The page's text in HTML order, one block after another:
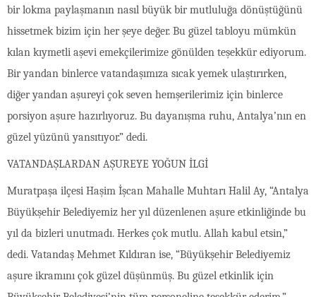
bir lokma paylaşmanın nasıl büyük bir mutluluğa dönüştüğünü
hissetmek bizim için her şeye değer. Bu güzel tabloyu mümkün
kılan kıymetli aşevi emekçilerimize gönülden teşekkür ediyorum.
Bir yandan binlerce vatandaşımıza sıcak yemek ulaştırırken,
diğer yandan aşureyi çok seven hemşerilerimiz için binlerce
porsiyon aşure hazırlıyoruz. Bu dayanışma ruhu, Antalya’nın en
güzel yüzünü yansıtıyor.” dedi.
VATANDAŞLARDAN AŞUREYE YOĞUN İLGİ
Muratpaşa ilçesi Haşim İşcan Mahalle Muhtarı Halil Ay, “Antalya
Büyükşehir Belediyemiz her yıl düzenlenen aşure etkinliğinde bu
yıl da bizleri unutmadı. Herkes çok mutlu. Allah kabul etsin,”
dedi. Vatandaş Mehmet Kıldıran ise, “Büyükşehir Belediyemiz
aşure ikramını çok güzel düşünmüş. Bu güzel etkinlik için